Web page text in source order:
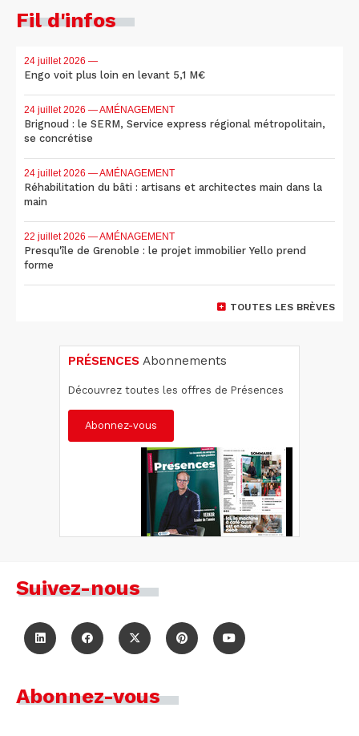
Fil d'infos
24 juillet 2026 —
Engo voit plus loin en levant 5,1 M€
24 juillet 2026 — AMÉNAGEMENT
Brignoud : le SERM, Service express régional métropolitain,
se concrétise
24 juillet 2026 — AMÉNAGEMENT
Réhabilitation du bâti : artisans et architectes main dans la
main
22 juillet 2026 — AMÉNAGEMENT
Presqu'île de Grenoble : le projet immobilier Yello prend
forme
TOUTES LES BRÈVES
PRÉSENCES Abonnements
Découvrez toutes les offres de Présences
Abonnez-vous
Suivez-nous
Abonnez-vous